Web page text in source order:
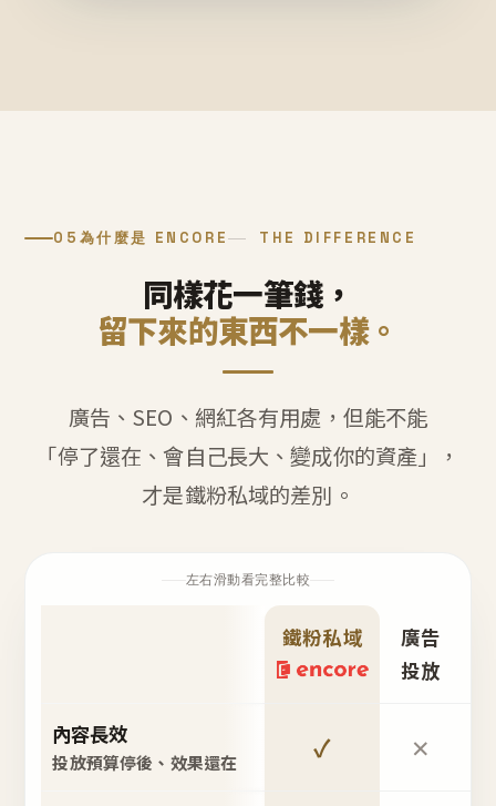
05 為什麼是 ENCORE THE DIFFERENCE
同樣花一筆錢，
留下來的東西不一樣。
廣告、SEO、網紅各有用處，但能不能
「停了還在、會自己長大、變成你的資產」，
才是鐵粉私域的差別。
左右滑動看完整比較
鐵粉私域
廣告
投放
內容長效
投放預算停後、效果還在 ✓ ✕